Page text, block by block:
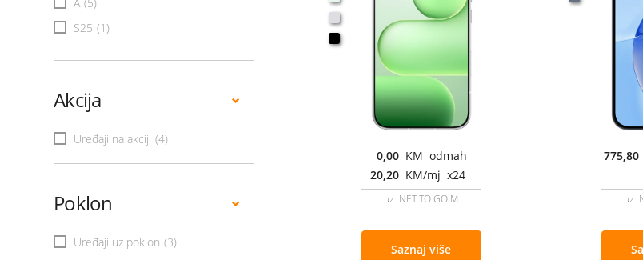
S25 (1)
Akcija
Uređaji na akciji (4)
Poklon
Uređaji uz poklon (3)
0,00 KM odmah
20,20 KM/mj x24
uz NET TO GO M
Saznaj više
775,80
uz